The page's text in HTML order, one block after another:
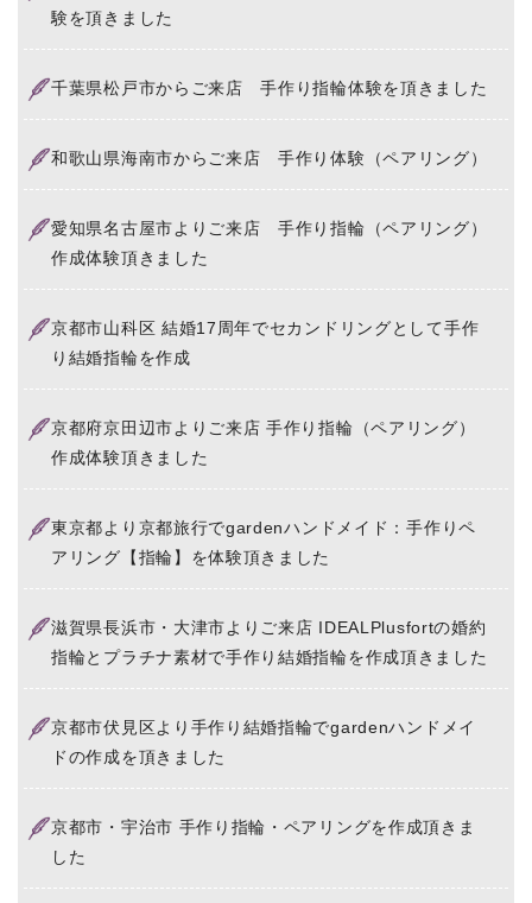
験を頂きました
千葉県松戸市からご来店 手作り指輪体験を頂きました
和歌山県海南市からご来店 手作り体験（ペアリング）
愛知県名古屋市よりご来店 手作り指輪（ペアリング）
作成体験頂きました
京都市山科区 結婚17周年でセカンドリングとして手作
り結婚指輪を作成
京都府京田辺市よりご来店 手作り指輪（ペアリング）
作成体験頂きました
東京都より京都旅行でgardenハンドメイド：手作りペ
アリング【指輪】を体験頂きました
滋賀県長浜市・大津市よりご来店 IDEALPlusfortの婚約
指輪とプラチナ素材で手作り結婚指輪を作成頂きました
京都市伏見区より手作り結婚指輪でgardenハンドメイ
ドの作成を頂きました
京都市・宇治市 手作り指輪・ペアリングを作成頂きま
した